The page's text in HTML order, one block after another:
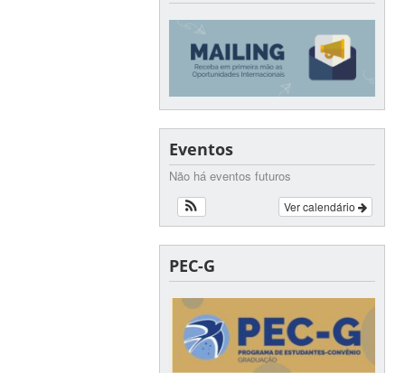
Eventos
Não há eventos futuros
Ver calendário
PEC-G